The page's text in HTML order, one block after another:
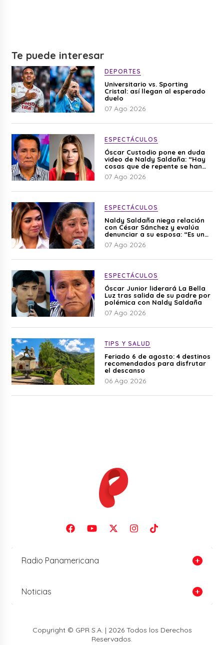
Te puede interesar
DEPORTES
Universitario vs. Sporting
Cristal: así llegan al esperado
duelo
07 Ago 2026
ESPECTÁCULOS
Óscar Custodio pone en duda
video de Naldy Saldaña: “Hay
cosas que de repente se han
editado”
07 Ago 2026
ESPECTÁCULOS
Naldy Saldaña niega relación
con César Sánchez y evalúa
denunciar a su esposa: “Es una
difamación”
07 Ago 2026
ESPECTÁCULOS
Óscar Junior liderará La Bella
Luz tras salida de su padre por
polémica con Naldy Saldaña
07 Ago 2026
TIPS Y SALUD
Feriado 6 de agosto: 4 destinos
recomendados para disfrutar
el descanso
06 Ago 2026
Radio Panamericana
Noticias
Copyright © GPR S.A. | 2026 Todos los Derechos
Reservados.